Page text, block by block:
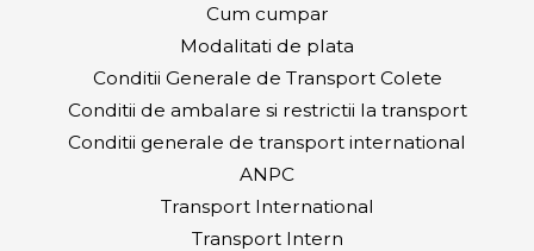
Cum cumpar
Modalitati de plata
Conditii Generale de Transport Colete
Conditii de ambalare si restrictii la transport
Conditii generale de transport international
ANPC
Transport International
Transport Intern